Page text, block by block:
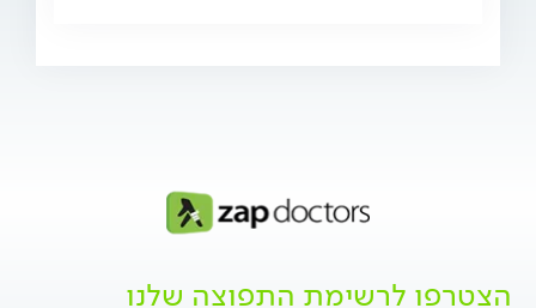
הצטרפו לרשימת התפוצה שלנו